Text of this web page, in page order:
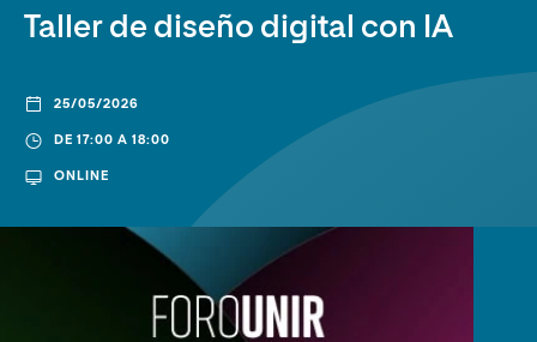
Taller de diseño digital con IA
25/05/2026
DE 17:00 A 18:00
ONLINE